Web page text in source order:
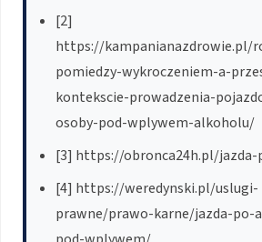
[2]
https://kampanianazdrowie.pl/
pomiedzy-wykroczeniem-a-
kontekscie-prowadzenia-
osoby-pod-wplywem-alkoholu/
[3] https://obronca24h.pl/
[4] https://weredynski.pl/uslugi-
prawne/prawo-karne/jazda-po-